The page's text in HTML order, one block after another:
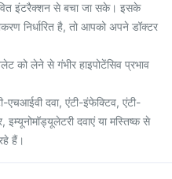
इंटरैक्शन से बचा जा सके। इसके
निर्धारित है, तो आपको अपने डॉक्टर
को लेने से गंभीर हाइपोटेंसिव प्रभाव
दवा, एंटी-इंफेक्टिव, एंटी-
दवाएं या मस्तिष्क से
हैं।